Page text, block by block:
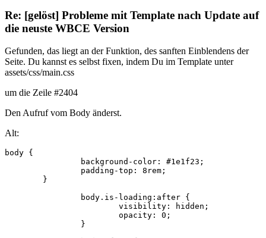
Re: [gelöst] Probleme mit Template nach Update auf
die neuste WBCE Version
Gefunden, das liegt an der Funktion, des sanften Einblendens der
Seite. Du kannst es selbst fixen, indem Du im Template unter
assets/css/main.css
um die Zeile #2404
Den Aufruf vom Body änderst.
Alt:
body {